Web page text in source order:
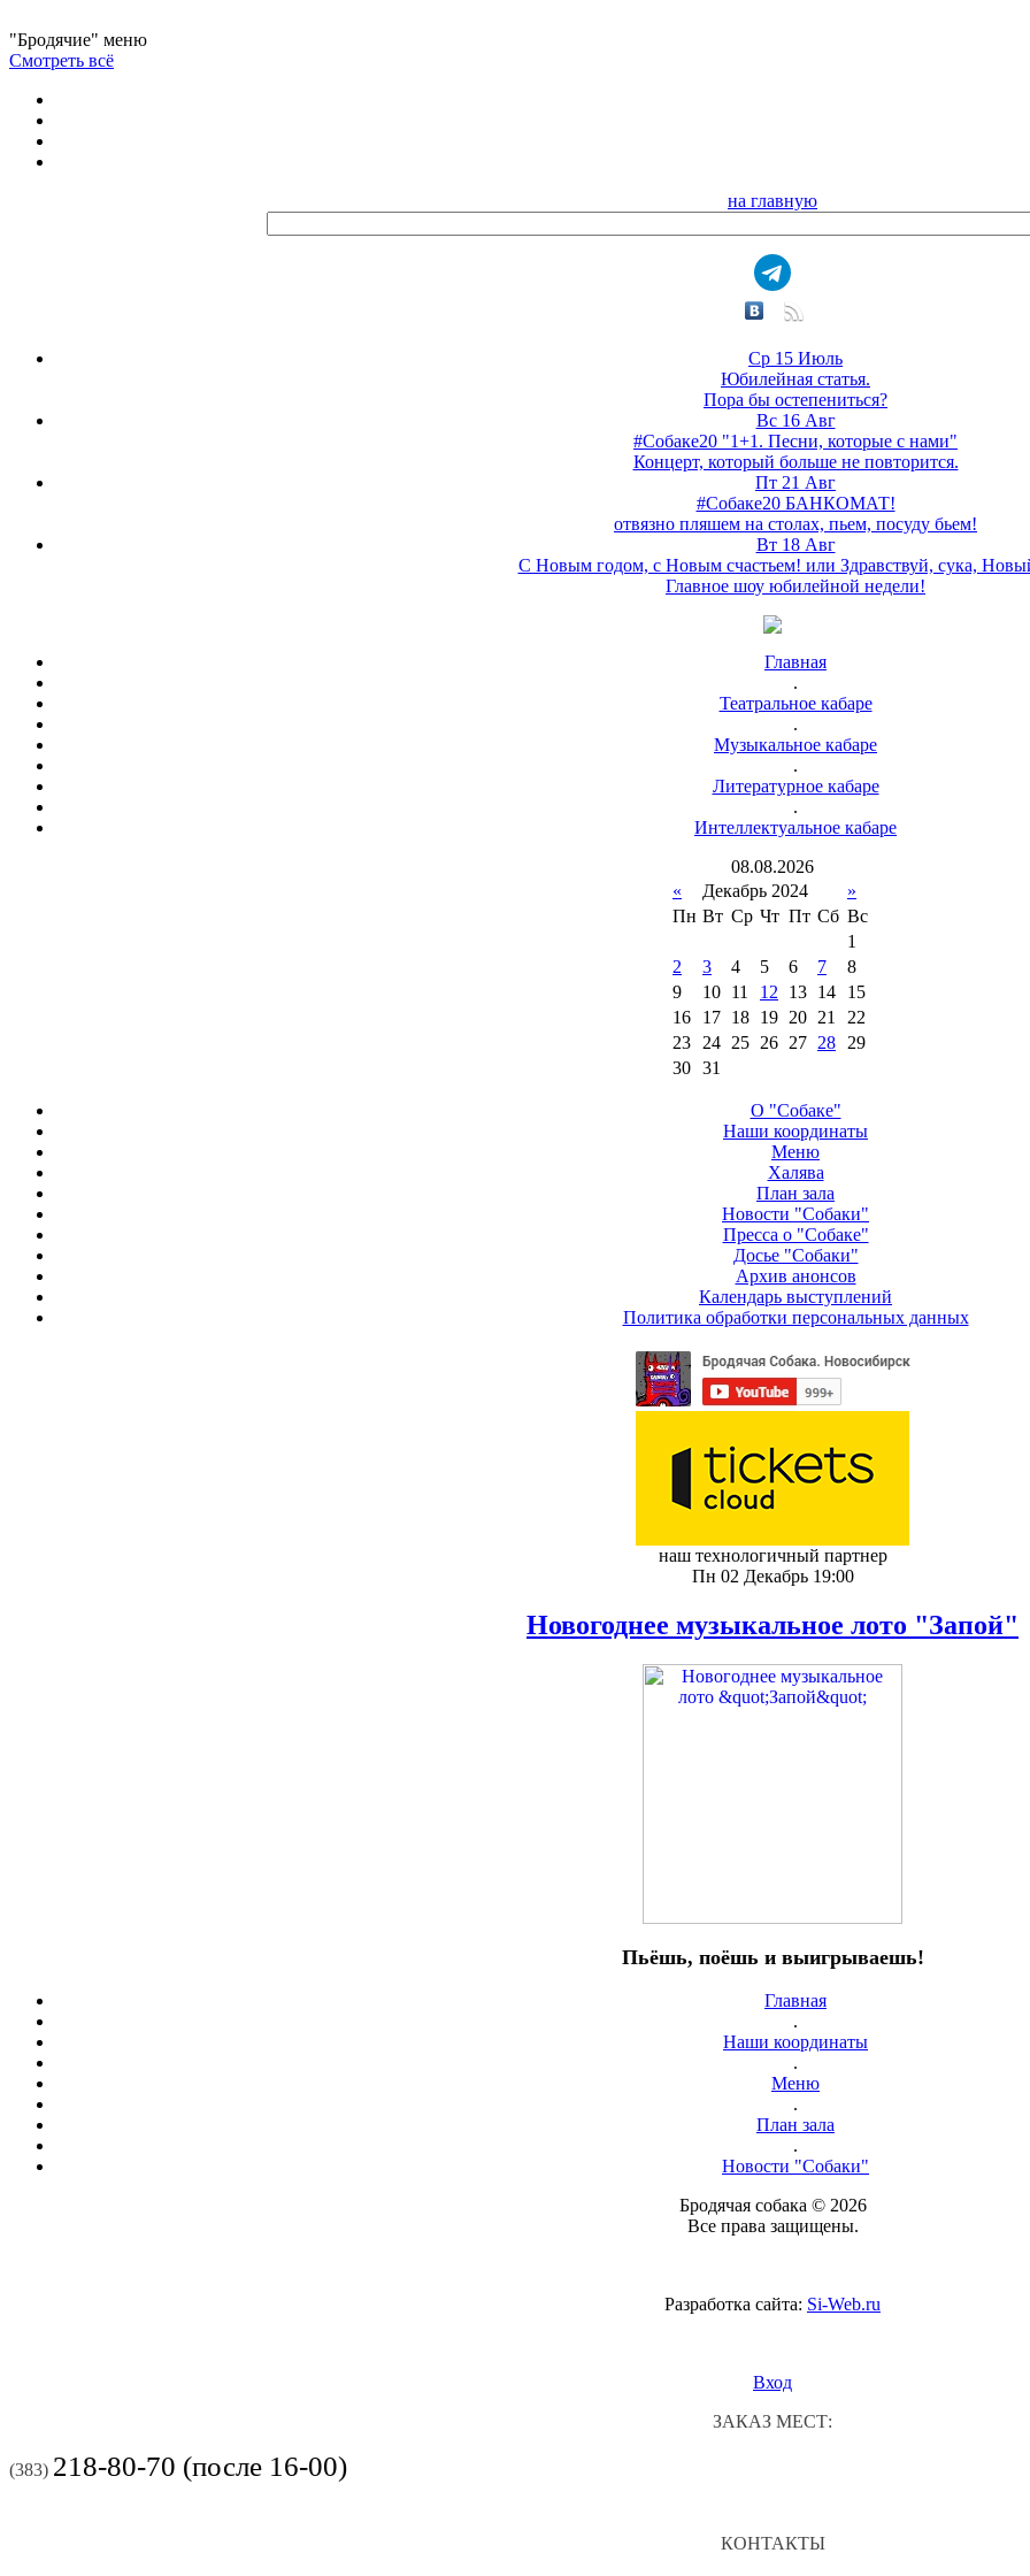
"Бродячие" меню
Смотреть всё
на главную
Ср 15 Июль
Юбилейная статья.
Пора бы остепениться?
Вс 16 Авг
#Собаке20 "1+1. Песни, которые с нами"
Концерт, который больше не повторится.
Пт 21 Авг
#Собаке20 БАНКОМАТ!
отвязно пляшем на столах, пьем, посуду бьем!
Вт 18 Авг
С Новым годом, с Новым счастьем! или Здравствуй, сука,
Главное шоу юбилейной недели!
Главная
.
Театральное кабаре
.
Музыкальное кабаре
.
Литературное кабаре
.
Интеллектуальное кабаре
08.08.2026
«
Декабрь 2024
»
Пн Вт Ср Чт Пт Сб Вс
1
2
3 4 5 6 7
8
9
10 11 12 13 14
15
16
17 18 19 20 21
22
23
24 25 26 27 28
29
30 31
О "Собаке"
Наши координаты
Меню
Халява
План зала
Новости "Собаки"
Пресса о "Собаке"
Досье "Собаки"
Архив анонсов
Календарь выступлений
Политика обработки персональных данных
наш технологичный партнер
Пн 02 Декабрь 19:00
Новогоднее музыкальное лото "Запой"
Пьёшь, поёшь и выигрываешь!
Главная
.
Наши координаты
.
Меню
.
План зала
.
Новости "Собаки"
Бродячая собака © 2026
Все права защищены.
Разработка сайта: Si-Web.ru
Вход
ЗАКАЗ МЕСТ:
(383) 218-80-70 (после 16-00)
КОНТАКТЫ